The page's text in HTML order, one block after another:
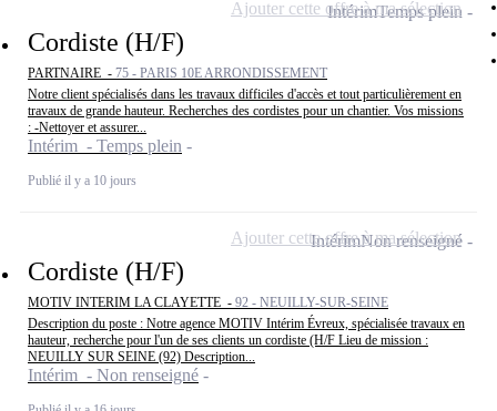
Cordiste (H/F)
PARTNAIRE - 75 - PARIS 10E ARRONDISSEMENT
Notre client spécialisés dans les travaux difficiles d'accès et tout particulièrement en
travaux de grande hauteur. Recherches des cordistes pour un chantier. Vos missions
: -Nettoyer et assurer...
Intérim - Temps plein
Publié il y a 10 jours
IntérimTemps plein
Ajouter cette offre à ma sélection
Cordiste (H/F)
MOTIV INTERIM LA CLAYETTE - 92 - NEUILLY-SUR-SEINE
Description du poste : Notre agence MOTIV Intérim Évreux, spécialisée travaux en
hauteur, recherche pour l'un de ses clients un cordiste (H/F Lieu de mission :
NEUILLY SUR SEINE (92) Description...
Intérim - Non renseigné
IntérimNon renseigné
Ajouter cette offre à ma sélection